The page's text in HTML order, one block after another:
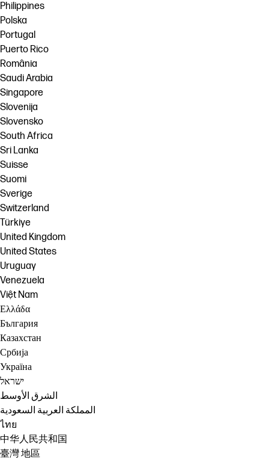
Philippines
Polska
Portugal
Puerto Rico
România
Saudi Arabia
Singapore
Slovenija
Slovensko
South Africa
Sri Lanka
Suisse
Suomi
Sverige
Switzerland
Türkiye
United Kingdom
United States
Uruguay
Venezuela
Việt Nam
Ελλάδα
България
Казахстан
Србија
Україна
ישראל
الشرق الأوسط
المملكة العربية السعودية
ไทย
中华人民共和国
臺灣 地區